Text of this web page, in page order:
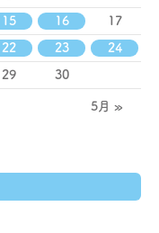
15 16 17
22 23 24
29 30
5月 »